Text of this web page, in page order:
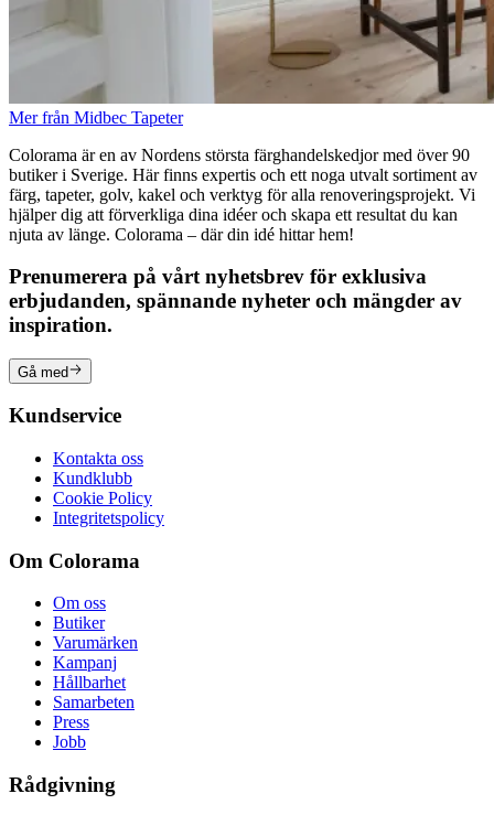
Mer från Midbec Tapeter
Colorama är en av Nordens största färghandelskedjor med över 90
butiker i Sverige. Här finns expertis och ett noga utvalt sortiment av
färg, tapeter, golv, kakel och verktyg för alla renoveringsprojekt. Vi
hjälper dig att förverkliga dina idéer och skapa ett resultat du kan
njuta av länge. Colorama – där din idé hittar hem!
Prenumerera på vårt nyhetsbrev för exklusiva
erbjudanden, spännande nyheter och mängder av
inspiration.
Gå med
Kundservice
Kontakta oss
Kundklubb
Cookie Policy
Integritetspolicy
Om Colorama
Om oss
Butiker
Varumärken
Kampanj
Hållbarhet
Samarbeten
Press
Jobb
Rådgivning